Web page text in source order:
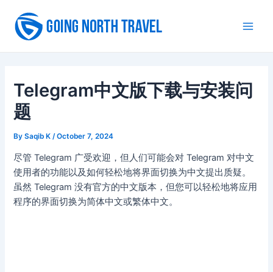
content
Telegram中文版下载与安装问
题
BySaqib K/October 7, 2024
尽管 Telegram 广受欢迎，但人们可能会对 Telegram 对中文
使用者的功能以及如何轻松地将界面切换为中文提出质疑。
虽然 Telegram 没有官方的中文版本，但您可以轻松地将应用
程序的界面切换为简体中文或繁体中文。